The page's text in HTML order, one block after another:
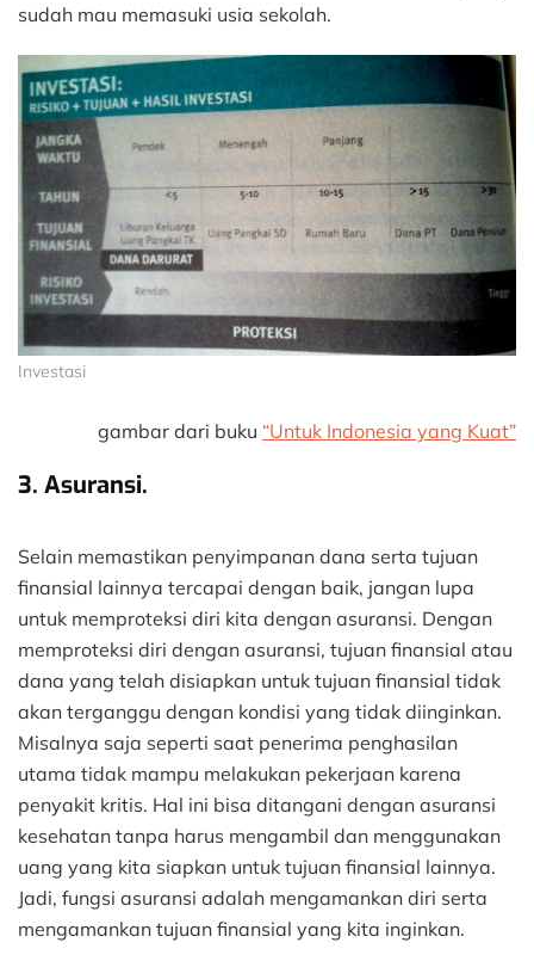
sudah mau memasuki usia sekolah.
Investasi
gambar dari buku “Untuk Indonesia yang Kuat”
3. Asuransi.
Selain memastikan penyimpanan dana serta tujuan
finansial lainnya tercapai dengan baik, jangan lupa
untuk memproteksi diri kita dengan asuransi. Dengan
memproteksi diri dengan asuransi, tujuan finansial atau
dana yang telah disiapkan untuk tujuan finansial tidak
akan terganggu dengan kondisi yang tidak diinginkan.
Misalnya saja seperti saat penerima penghasilan
utama tidak mampu melakukan pekerjaan karena
penyakit kritis. Hal ini bisa ditangani dengan asuransi
kesehatan tanpa harus mengambil dan menggunakan
uang yang kita siapkan untuk tujuan finansial lainnya.
Jadi, fungsi asuransi adalah mengamankan diri serta
mengamankan tujuan finansial yang kita inginkan.